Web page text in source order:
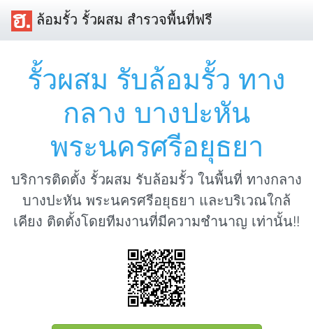
ล้อมรั้ว รั้วผสม สำรวจพื้นที่ฟรี
รั้วผสม รับล้อมรั้ว ทาง
กลาง บางปะหัน
พระนครศรีอยุธยา
บริการติดตั้ง รั้วผสม รับล้อมรั้ว ในพื้นที่ ทางกลาง
บางปะหัน พระนครศรีอยุธยา และบริเวณใกล้
เคียง ติดตั้งโดยทีมงานที่มีความชำนาญ เท่านั้น!!